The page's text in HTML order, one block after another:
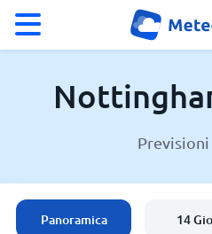
°C
Meteo in Nottinghamshire
Regno Unito
Panoramica 14